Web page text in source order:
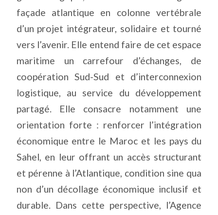
façade atlantique en colonne vertébrale
d’un projet intégrateur, solidaire et tourné
vers l’avenir. Elle entend faire de cet espace
maritime un carrefour d’échanges, de
coopération Sud-Sud et d’interconnexion
logistique, au service du développement
partagé. Elle consacre notamment une
orientation forte : renforcer l’intégration
économique entre le Maroc et les pays du
Sahel, en leur offrant un accès structurant
et pérenne à l’Atlantique, condition sine qua
non d’un décollage économique inclusif et
durable. Dans cette perspective, l’Agence